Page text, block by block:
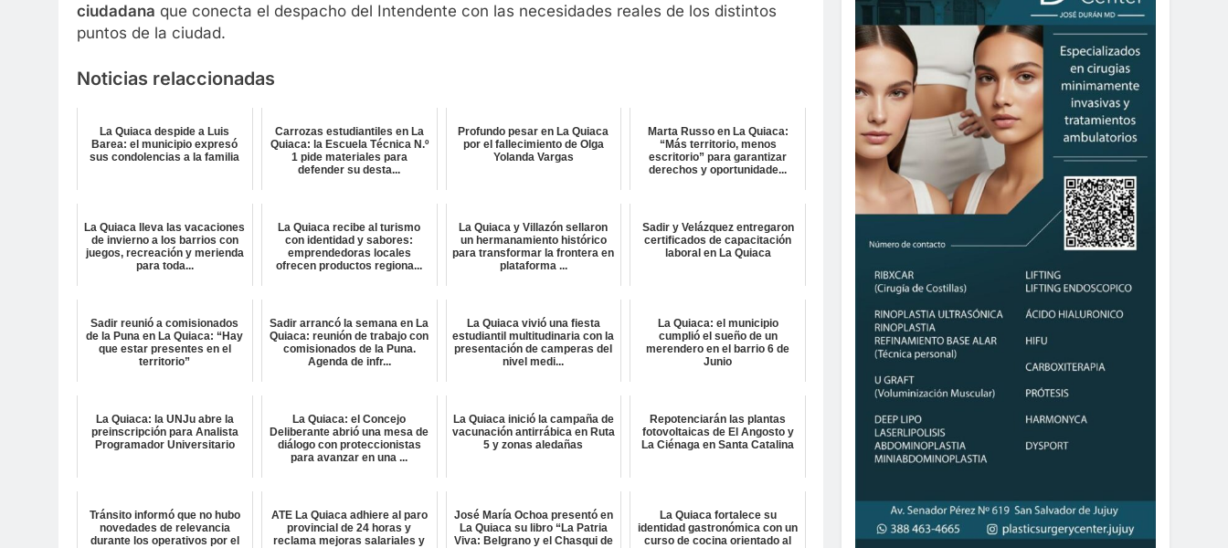
ciudadana que conecta el despacho del Intendente con las necesidades reales de los distintos
puntos de la ciudad.
Noticias relaccionadas
La Quiaca despide a Luis
Barea: el municipio expresó
sus condolencias a la familia
Carrozas estudiantiles en La
Quiaca: la Escuela Técnica N.º
1 pide materiales para
defender su desta...
Profundo pesar en La Quiaca
por el fallecimiento de Olga
Yolanda Vargas
Marta Russo en La Quiaca:
“Más territorio, menos
escritorio” para garantizar
derechos y oportunidade...
La Quiaca lleva las vacaciones
de invierno a los barrios con
juegos, recreación y merienda
para toda...
La Quiaca recibe al turismo
con identidad y sabores:
emprendedoras locales
ofrecen productos regiona...
La Quiaca y Villazón sellaron
un hermanamiento histórico
para transformar la frontera en
plataforma ...
Sadir y Velázquez entregaron
certificados de capacitación
laboral en La Quiaca
Sadir reunió a comisionados
de la Puna en La Quiaca: “Hay
que estar presentes en el
territorio”
Sadir arrancó la semana en La
Quiaca: reunión de trabajo con
comisionados de la Puna.
Agenda de infr...
La Quiaca vivió una fiesta
estudiantil multitudinaria con la
presentación de camperas del
nivel medi...
La Quiaca: el municipio
cumplió el sueño de un
merendero en el barrio 6 de
Junio
La Quiaca: la UNJu abre la
preinscripción para Analista
Programador Universitario
La Quiaca: el Concejo
Deliberante abrió una mesa de
diálogo con proteccionistas
para avanzar en una ...
La Quiaca inició la campaña de
vacunación antirrábica en Ruta
5 y zonas aledañas
Repotenciarán las plantas
fotovoltaicas de El Angosto y
La Ciénaga en Santa Catalina
Tránsito informó que no hubo
novedades de relevancia
durante los operativos por el
ATE La Quiaca adhiere al paro
provincial de 24 horas y
reclama mejoras salariales y
José María Ochoa presentó en
La Quiaca su libro “La Patria
Viva: Belgrano y el Chasqui de
La Quiaca fortalece su
identidad gastronómica con un
curso de cocina orientado al